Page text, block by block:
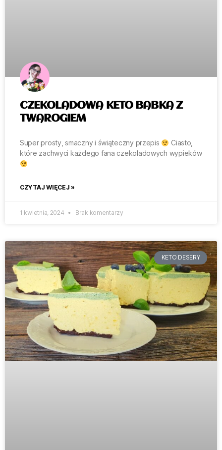
CZEKOLADOWA KETO BABKA Z
TWAROGIEM
Super prosty, smaczny i świąteczny przepis
Ciasto,
które zachwyci każdego fana czekoladowych wypieków
CZYTAJ WIĘCEJ »
1 kwietnia, 2024 Brak komentarzy
KETO DESERY